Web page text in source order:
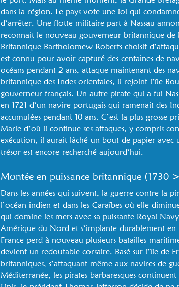
dans la région. Le pays vote une loi qui
d’arrêter. Une flotte militaire part à Nassau
reconnait le nouveau gouverneur britannique de
Britannique Bartholomew Roberts choisit
est connu pour avoir capturé des centaines de
océans pendant 2 ans, attaque maintenant des
britannique des Indes orientales, il rejoint l’île
gouverneur français. Un autre pirate qui a fui
en 1721 d’un navire portugais qui ramenait des
accumulées pendant 10 ans. C’est la plus grosse
Marie d’où il continue ses attaques, y compris
exécution, il aurait lâché un bout de papier avec
trésor est encore recherché aujourd’hui.
Montée en puissance britannique (1730
Dans les années qui suivent, la guerre contre la
l’océan indien et dans les Caraïbes où elle
qui domine les mers avec sa puissante Royal
Amérique du Nord et s’implante durablement
France perd à nouveau plusieurs batailles
devient un redoutable corsaire. Basé sur l’île de
britanniques, s’attaquant même aux navires de
Méditerranée, les pirates barbaresques